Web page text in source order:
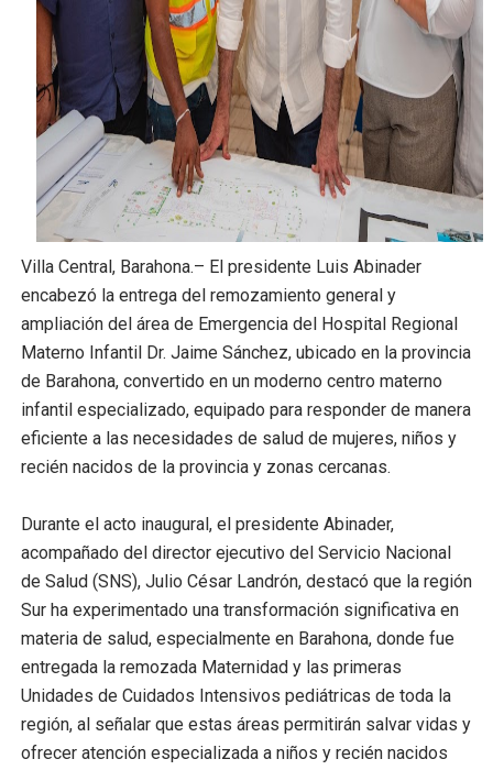
DGPCF: 55 años sembrando desarrollo y
Operativo interagencial frena delitos ambientales y
-Propeep y Gestión Presidencial encabezan entrega
Ministerio de Defensa siembra esperanza y protege
MICM y CECCOM retienen 213,355 galones de
Villa Central, Barahona.– El presidente Luis Abinader
encabezó la entrega del remozamiento general y
ampliación del área de Emergencia del Hospital Regional
Materno Infantil Dr. Jaime Sánchez, ubicado en la provincia
de Barahona, convertido en un moderno centro materno
infantil especializado, equipado para responder de manera
eficiente a las necesidades de salud de mujeres, niños y
recién nacidos de la provincia y zonas cercanas.
Durante el acto inaugural, el presidente Abinader,
acompañado del director ejecutivo del Servicio Nacional
de Salud (SNS), Julio César Landrón, destacó que la región
Sur ha experimentado una transformación significativa en
materia de salud, especialmente en Barahona, donde fue
entregada la remozada Maternidad y las primeras
Unidades de Cuidados Intensivos pediátricas de toda la
región, al señalar que estas áreas permitirán salvar vidas y
ofrecer atención especializada a niños y recién nacidos